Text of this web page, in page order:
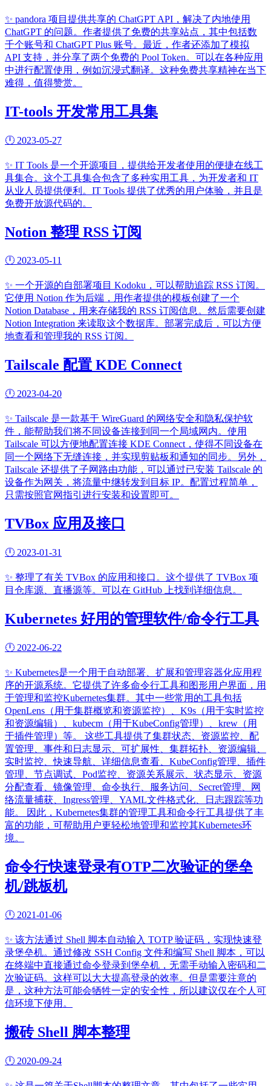
✨ pandora 项目提供共享的 ChatGPT API，解决了内地使用
ChatGPT 的问题。作者提供了免费的共享站点，其中包括数
千个账号和 ChatGPT Plus 账号。最近，作者还添加了模拟
API 支持，并分享了两个免费的 Pool Token。可以在各种应用
中进行配置使用，例如沉浸式翻译。这种免费共享精神在当下
难得，值得赞赏。
IT-tools 开发常用工具集
🕛 2023-05-27
✨ IT Tools 是一个开源项目，提供给开发者使用的便捷在线工
具集合。这个工具集合包含了多种实用工具，为开发者和 IT
从业人员提供便利。IT Tools 提供了优秀的用户体验，并且是
免费开放源代码的。
Notion 整理 RSS 订阅
🕛 2023-05-11
✨ 一个开源的自部署项目 Kodoku，可以帮助追踪 RSS 订阅。
它使用 Notion 作为后端，用作者提供的模板创建了一个
Notion Database，用来存储我的 RSS 订阅信息。然后需要创建
Notion Integration 来读取这个数据库。部署完成后，可以方便
地查看和管理我的 RSS 订阅。
Tailscale 配置 KDE Connect
🕛 2023-04-20
✨ Tailscale 是一款基于 WireGuard 的网络安全和隐私保护软
件，能帮助我们将不同设备连接到同一个局域网内。使用
Tailscale 可以方便地配置连接 KDE Connect，使得不同设备在
同一个网络下无缝连接，并实现剪贴板和通知的同步。另外，
Tailscale 还提供了子网路由功能，可以通过已安装 Tailscale 的
设备作为网关，将流量中继转发到目标 IP。配置过程简单，
只需按照官网指引进行安装和设置即可。
TVBox 应用及接口
🕛 2023-01-31
✨ 整理了有关 TVBox 的应用和接口。这个提供了 TVBox 项
目仓库源、直播源等。可以在 GitHub 上找到详细信息。
Kubernetes 好用的管理软件/命令行工具
🕛 2022-06-22
✨ Kubernetes是一个用于自动部署、扩展和管理容器化应用程
序的开源系统。它提供了许多命令行工具和图形用户界面，用
于管理和监控Kubernetes集群。其中一些常用的工具包括
OpenLens（用于集群概览和资源监控）、K9s（用于实时监控
和资源编辑）、kubecm（用于KubeConfig管理）、krew（用
于插件管理）等。 这些工具提供了集群状态、资源监控、配
置管理、事件和日志显示、可扩展性、集群拓扑、资源编辑、
实时监控、快速导航、详细信息查看、KubeConfig管理、插件
管理、节点调试、Pod监控、资源关系展示、状态显示、资源
分配查看、镜像管理、命令执行、服务访问、Secret管理、网
络流量捕获、Ingress管理、YAML文件格式化、日志跟踪等功
能。 因此，Kubernetes集群的管理工具和命令行工具提供了丰
富的功能，可帮助用户更轻松地管理和监控其Kubernetes环
境。
命令行快速登录有OTP二次验证的堡垒
机/跳板机
🕛 2021-01-06
✨ 该方法通过 Shell 脚本自动输入 TOTP 验证码，实现快速登
录堡垒机。通过修改 SSH Config 文件和编写 Shell 脚本，可以
在终端中直接通过命令登录到堡垒机，无需手动输入密码和二
次验证码。这样可以大大提高登录的效率。但是需要注意的
是，这种方法可能会牺牲一定的安全性，所以建议仅在个人可
信环境下使用。
搬砖 Shell 脚本整理
🕛 2020-09-24